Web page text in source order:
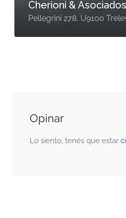
Cherioni & Asociados
Pellegrini 278, U9100
Opinar
Lo siento, tenés que estar